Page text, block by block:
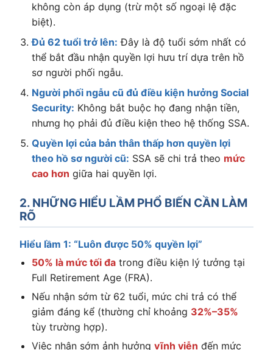
không còn áp dụng (trừ một số ngoại lệ đặc
biệt).
Đủ 62 tuổi trở lên: Đây là độ tuổi sớm nhất có
thể bắt đầu nhận quyền lợi hưu trí dựa trên hồ
sơ người phối ngẫu.
Người phối ngẫu cũ đủ điều kiện hưởng Social
Security: Không bắt buộc họ đang nhận tiền,
nhưng họ phải đủ điều kiện theo hệ thống SSA.
Quyền lợi của bản thân thấp hơn quyền lợi
theo hồ sơ người cũ: SSA sẽ chi trả theo mức
cao hơn giữa hai quyền lợi.
2. NHỮNG HIỂU LẦM PHỔ BIẾN CẦN LÀM
RÕ
Hiểu lầm 1: “Luôn được 50% quyền lợi”
50% là mức tối đa trong điều kiện lý tưởng tại
Full Retirement Age (FRA).
Nếu nhận sớm từ 62 tuổi, mức chi trả có thể
giảm đáng kể (thường chỉ khoảng 32%–35%
tùy trường hợp).
Việc nhận sớm ảnh hưởng vĩnh viễn đến mức